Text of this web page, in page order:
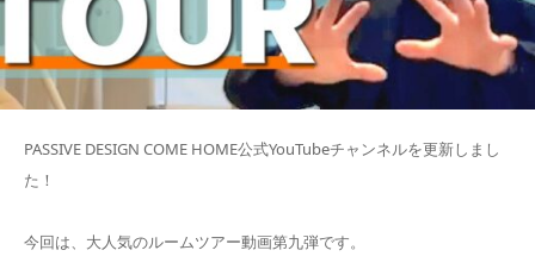
PASSIVE DESIGN COME HOME公式YouTubeチャンネルを更新しまし
た！
今回は、大人気のルームツアー動画第九弾です。